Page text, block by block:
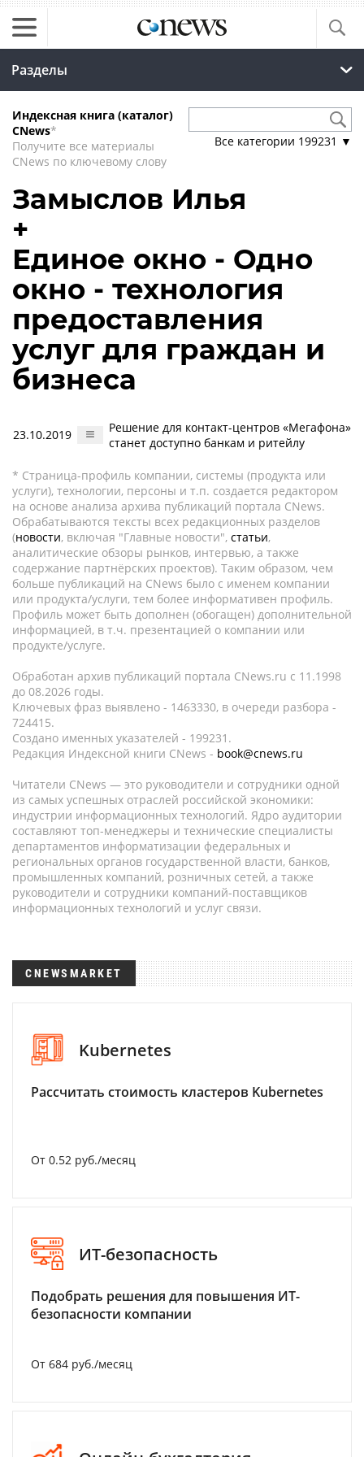
Разделы
Индексная книга (каталог)
CNews*
Получите все материалы
CNews по ключевому слову
Все категории 199231 ▼
Замыслов Илья
+
Единое окно - Одно
окно - технология
предоставления
услуг для граждан и
бизнеса
23.10.2019
Решение для контакт-центров «Мегафона»
станет доступно банкам и ритейлу
* Страница-профиль компании, системы (продукта или
услуги), технологии, персоны и т.п. создается редактором
на основе анализа архива публикаций портала CNews.
Обрабатываются тексты всех редакционных разделов
(новости, включая "Главные новости", статьи,
аналитические обзоры рынков, интервью, а также
содержание партнёрских проектов). Таким образом, чем
больше публикаций на CNews было с именем компании
или продукта/услуги, тем более информативен профиль.
Профиль может быть дополнен (обогащен) дополнительной
информацией, в т.ч. презентацией о компании или
продукте/услуге.
Обработан архив публикаций портала CNews.ru c 11.1998
до 08.2026 годы.
Ключевых фраз выявлено - 1463330, в очереди разбора -
724415.
Создано именных указателей - 199231.
Редакция Индексной книги CNews - book@cnews.ru
Читатели CNews — это руководители и сотрудники одной
из самых успешных отраслей российской экономики:
индустрии информационных технологий. Ядро аудитории
составляют топ-менеджеры и технические специалисты
департаментов информатизации федеральных и
региональных органов государственной власти, банков,
промышленных компаний, розничных сетей, а также
руководители и сотрудники компаний-поставщиков
информационных технологий и услуг связи.
CNEWSMARKET
Kubernetes
Рассчитать стоимость кластеров Kubernetes
От 0.52 руб./месяц
ИТ-безопасность
Подобрать решения для повышения ИТ-
безопасности компании
От 684 руб./месяц